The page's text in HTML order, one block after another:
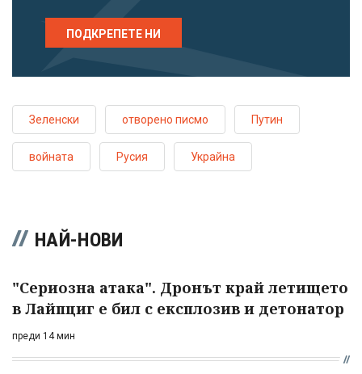
ПОДКРЕПЕТЕ НИ
Зеленски отворено писмо Путин
войната Русия Украйна
НАЙ-НОВИ
"Сериозна атака". Дронът край летището
в Лайпциг е бил с експлозив и детонатор
преди 14 мин